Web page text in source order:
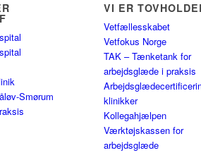
Smørum
VI ER
Vetfællesskabet
Vetfokus Norge
TAK – Tænketank for
arbejdsglæde i praksis
klinikker
Kollegahjælpen
Værktøjskassen for
arbejdsglæde